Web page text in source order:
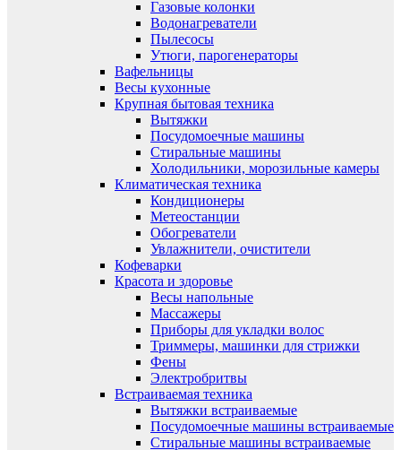
Газовые колонки
Водонагреватели
Пылесосы
Утюги, парогенераторы
Вафельницы
Весы кухонные
Крупная бытовая техника
Вытяжки
Посудомоечные машины
Стиральные машины
Холодильники, морозильные камеры
Климатическая техника
Кондиционеры
Метеостанции
Обогреватели
Увлажнители, очистители
Кофеварки
Красота и здоровье
Весы напольные
Массажеры
Приборы для укладки волос
Триммеры, машинки для стрижки
Фены
Электробритвы
Встраиваемая техника
Вытяжки встраиваемые
Посудомоечные машины встраиваемые
Стиральные машины встраиваемые